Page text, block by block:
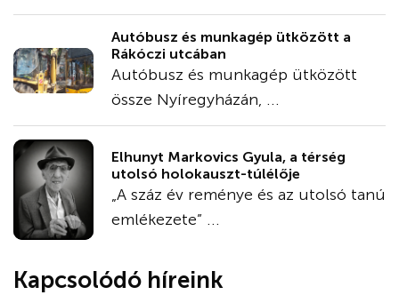
Autóbusz és munkagép ütközött a
Rákóczi utcában
Autóbusz és munkagép ütközött
össze Nyíregyházán, ...
Elhunyt Markovics Gyula, a térség
utolsó holokauszt-túlélője
„A száz év reménye és az utolsó tanú
emlékezete” ...
Kapcsolódó híreink